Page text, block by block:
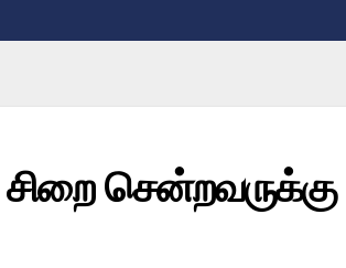
சிறை சென்றவருக்கு